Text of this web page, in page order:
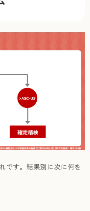
です。結果別に次に何を